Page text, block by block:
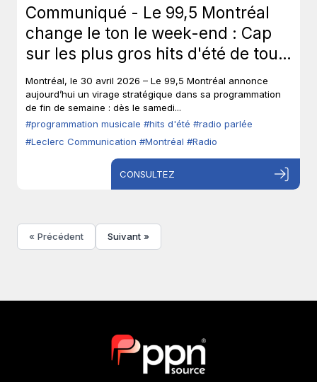
Communiqué - Le 99,5 Montréal
change le ton le week-end : Cap
sur les plus gros hits d'été de tous
les temps, sans toucher à ses voix
fortes en semaine.
Montréal, le 30 avril 2026 – Le 99,5 Montréal annonce
aujourd’hui un virage stratégique dans sa programmation
de fin de semaine : dès le samedi...
#programmation musicale #hits d'été #radio parlée
#Leclerc Communication #Montréal #Radio
CONSULTEZ
« Précédent Suivant »